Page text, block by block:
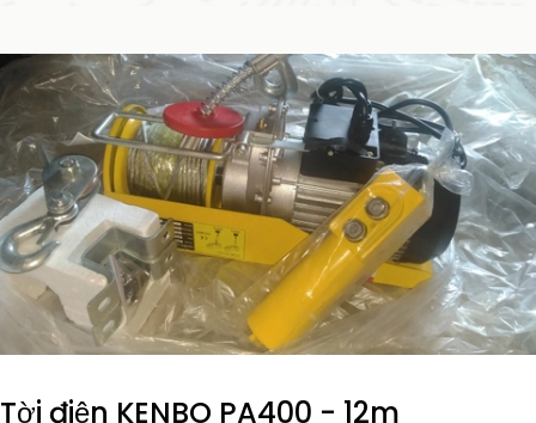
Tời điện KENBO PA400 - 12m